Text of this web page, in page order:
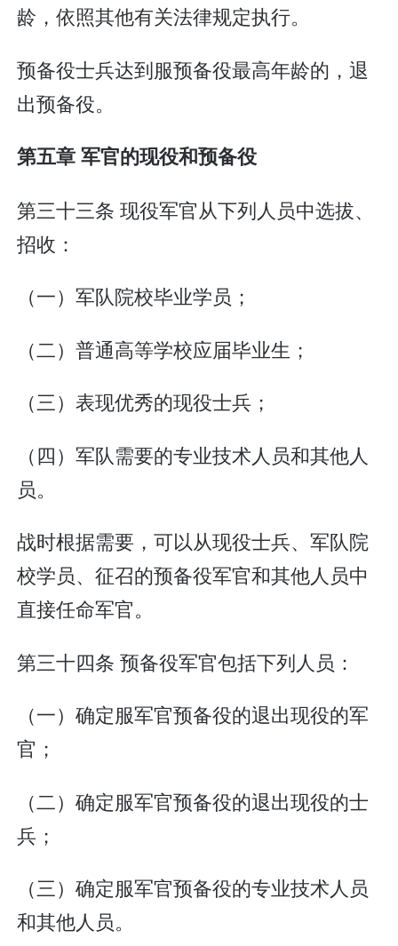
龄，依照其他有关法律规定执行。
预备役士兵达到服预备役最高年龄的，退
出预备役。
第五章 军官的现役和预备役
第三十三条 现役军官从下列人员中选拔、
招收：
（一）军队院校毕业学员；
（二）普通高等学校应届毕业生；
（三）表现优秀的现役士兵；
（四）军队需要的专业技术人员和其他人
员。
战时根据需要，可以从现役士兵、军队院
校学员、征召的预备役军官和其他人员中
直接任命军官。
第三十四条 预备役军官包括下列人员：
（一）确定服军官预备役的退出现役的军
官；
（二）确定服军官预备役的退出现役的士
兵；
（三）确定服军官预备役的专业技术人员
和其他人员。